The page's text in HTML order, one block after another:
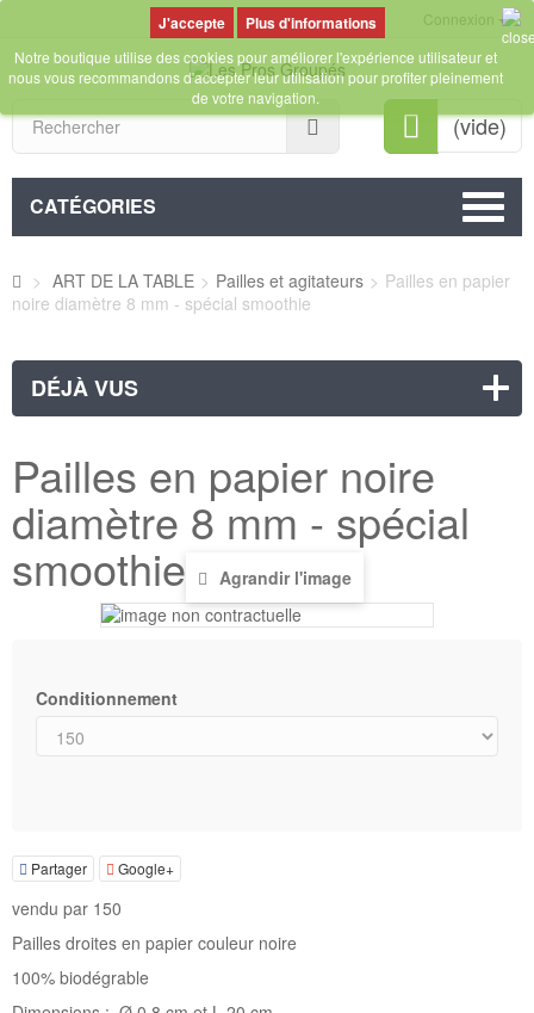
Connexion
Rechercher (vide)
CATÉGORIES
Plus d'informations
Notre boutique utilise des cookies pour améliorer l'expérience utilisateur et
nous vous recommandons d'accepter leur utilisation pour profiter pleinement
de votre navigation.
> ART DE LA TABLE > Pailles et agitateurs > Pailles en papier
noire diamètre 8 mm - spécial smoothie
DÉJÀ VUS
Pailles en papier noire
diamètre 8 mm - spécial
smoothie Agrandir l'image
Conditionnement
Partager Google+
vendu par 150
Pailles droites en papier couleur noire
100% biodégrable